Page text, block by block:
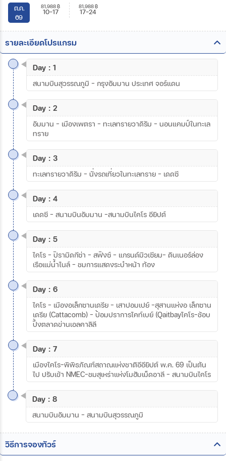
ต.ค.
69
81,988฿
10-17
81,988฿
17-24
รายละเอียดโปรแกรม
Day : 1
สนามบินสุวรรณภูมิ - กรุงอัมมาน ประเทศ จอร์แดน
Day : 2
อัมมาน - เมืองเพตรา - ทะเลทรายวาดิรัม - นอนแคมป์ในทะเล
ทราย
Day : 3
ทะเลทรายวาดิรัม - นั่งรถเที่ยวในทะเลทราย - เดดซี
Day : 4
เดดซี - สนามบินอัมมาน -สนามบินไคโร อียิปต์
Day : 5
ไคโร - ปิรามิดกีซ่า - สฟิงซ์ - แกรนด์มิวเซียม- ดินเนอร์ล่อง
เรือแม่น้ำไนล์ - ชมการแสดงระบำหน้า ท้อง
Day : 6
ไคโร - เมืองอเล็กซานเดรีย - เสาปอมเปย์ -สุสานแห่งอ เล็กซาน
เดรีย (Cattacomb) - ป้อมปราการไคท์เบย์ (Qaitbayไคโร-ช้อบ
ปิ้งตลาดข่านเอลคาลิลี
Day : 7
เมืองไคโร-พิพิธภัณฑ์สถาณแห่งชาติอีอียิปต์ พ.ค. 69 เป็นต้น
ไป ปรับเข้า NMEC-ชมสุเหร่าแห่งโมฮัมเม็ดอาลี - สนามบินไคโร
Day : 8
สนามบินอัมมาน - สนามบินสุวรรณภูมิ
วิธีการจองทัวร์